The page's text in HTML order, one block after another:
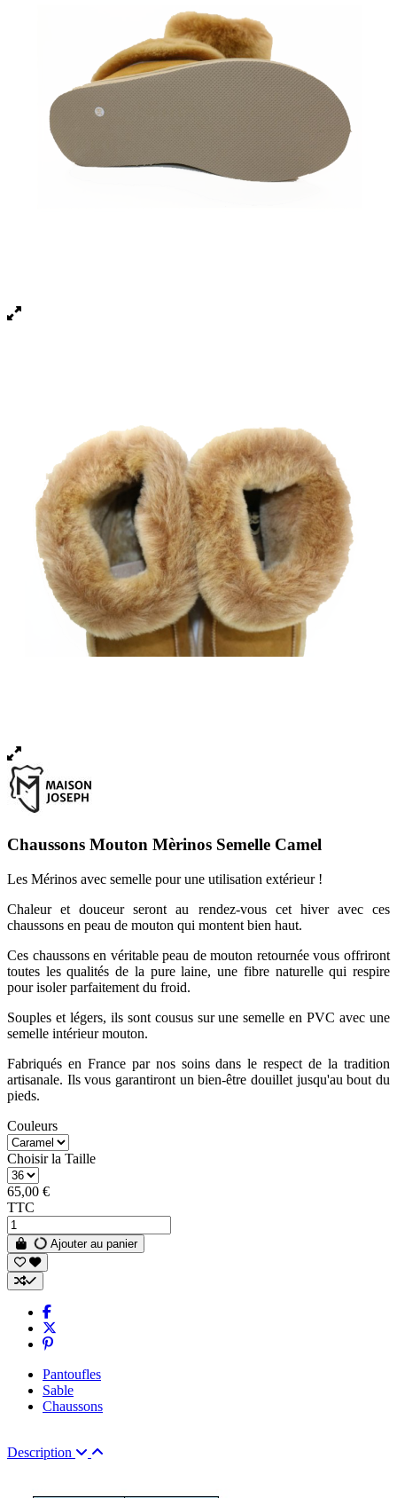
Chaussons Mouton Mèrinos Semelle Camel
Les Mérinos avec semelle pour une utilisation extérieur !
Chaleur et douceur seront au rendez-vous cet hiver avec ces
chaussons en peau de mouton qui montent bien haut.
Ces chaussons en véritable peau de mouton retournée vous offriront
toutes les qualités de la pure laine, une fibre naturelle qui respire
pour isoler parfaitement du froid.
Souples et légers, ils sont cousus sur une semelle en PVC avec une
semelle intérieur mouton.
Fabriqués en France par nos soins dans le respect de la tradition
artisanale. Ils vous garantiront un bien-être douillet jusqu'au bout du
pieds.
Couleurs
Choisir la Taille
65,00 €
TTC
Ajouter au panier
Pantoufles
Sable
Chaussons
Description